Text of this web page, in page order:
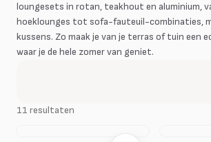
loungesets in rotan, teakhout en aluminium,
hoeklounges tot sofa-fauteuil-combinaties,
kussens. Zo maak je van je terras of tuin een
waar je de hele zomer van geniet.
11 resultaten